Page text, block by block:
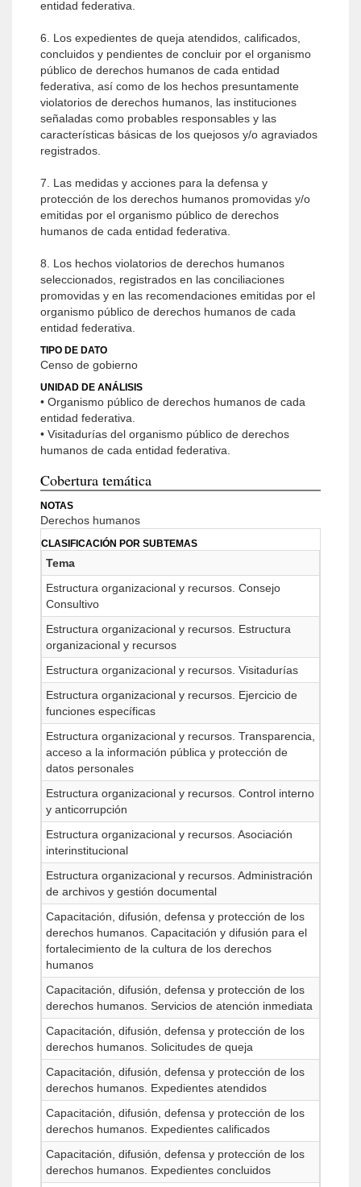
entidad federativa.
6. Los expedientes de queja atendidos, calificados,
concluidos y pendientes de concluir por el organismo
público de derechos humanos de cada entidad
federativa, así como de los hechos presuntamente
violatorios de derechos humanos, las instituciones
señaladas como probables responsables y las
características básicas de los quejosos y/o agraviados
registrados.
7. Las medidas y acciones para la defensa y
protección de los derechos humanos promovidas y/o
emitidas por el organismo público de derechos
humanos de cada entidad federativa.
8. Los hechos violatorios de derechos humanos
seleccionados, registrados en las conciliaciones
promovidas y en las recomendaciones emitidas por el
organismo público de derechos humanos de cada
entidad federativa.
TIPO DE DATO
Censo de gobierno
UNIDAD DE ANÁLISIS
• Organismo público de derechos humanos de cada
entidad federativa.
• Visitadurías del organismo público de derechos
humanos de cada entidad federativa.
Cobertura temática
NOTAS
Derechos humanos
CLASIFICACIÓN POR SUBTEMAS
Tema
Estructura organizacional y recursos. Consejo
Consultivo
Estructura organizacional y recursos. Estructura
organizacional y recursos
Estructura organizacional y recursos. Visitadurías
Estructura organizacional y recursos. Ejercicio de
funciones específicas
Estructura organizacional y recursos. Transparencia,
acceso a la información pública y protección de
datos personales
Estructura organizacional y recursos. Control interno
y anticorrupción
Estructura organizacional y recursos. Asociación
interinstitucional
Estructura organizacional y recursos. Administración
de archivos y gestión documental
Capacitación, difusión, defensa y protección de los
derechos humanos. Capacitación y difusión para el
fortalecimiento de la cultura de los derechos
humanos
Capacitación, difusión, defensa y protección de los
derechos humanos. Servicios de atención inmediata
Capacitación, difusión, defensa y protección de los
derechos humanos. Solicitudes de queja
Capacitación, difusión, defensa y protección de los
derechos humanos. Expedientes atendidos
Capacitación, difusión, defensa y protección de los
derechos humanos. Expedientes calificados
Capacitación, difusión, defensa y protección de los
derechos humanos. Expedientes concluidos